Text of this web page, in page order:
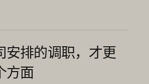
安排的调职，才更
方面